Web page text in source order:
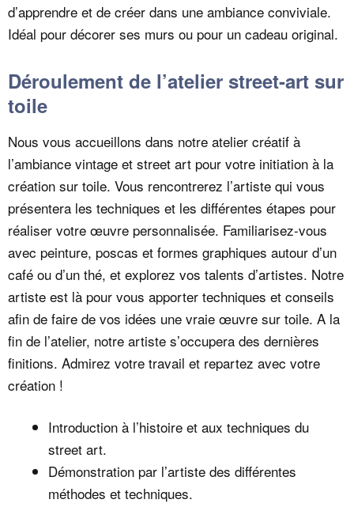
d’apprendre et de créer dans une ambiance conviviale.
Idéal pour décorer ses murs ou pour un cadeau original.
Déroulement de l’atelier street-art sur
toile
Nous vous accueillons dans notre atelier créatif à
l’ambiance vintage et street art pour votre initiation à la
création sur toile. Vous rencontrerez l’artiste qui vous
présentera les techniques et les différentes étapes pour
réaliser votre œuvre personnalisée. Familiarisez-vous
avec peinture, poscas et formes graphiques autour d’un
café ou d’un thé, et explorez vos talents d’artistes. Notre
artiste est là pour vous apporter techniques et conseils
afin de faire de vos idées une vraie œuvre sur toile. A la
fin de l’atelier, notre artiste s’occupera des dernières
finitions. Admirez votre travail et repartez avec votre
création !
Introduction à l’histoire et aux techniques du
street art.
Démonstration par l’artiste des différentes
méthodes et techniques.